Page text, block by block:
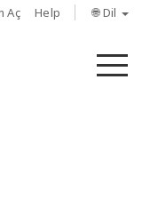
Aç Help 🌐 Dil